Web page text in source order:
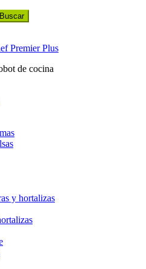
Premier Plus
de cocina
y hortalizas